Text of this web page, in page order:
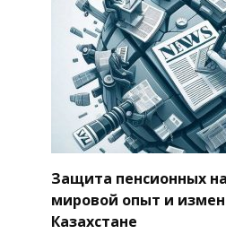
Защита пенсионных
мировой опыт и
Казахстане